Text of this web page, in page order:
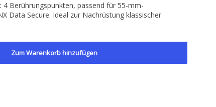
Berührungspunkten, passend für 55-mm-
Data Secure. Ideal zur Nachrüstung klassischer
Zum Warenkorb hinzufügen